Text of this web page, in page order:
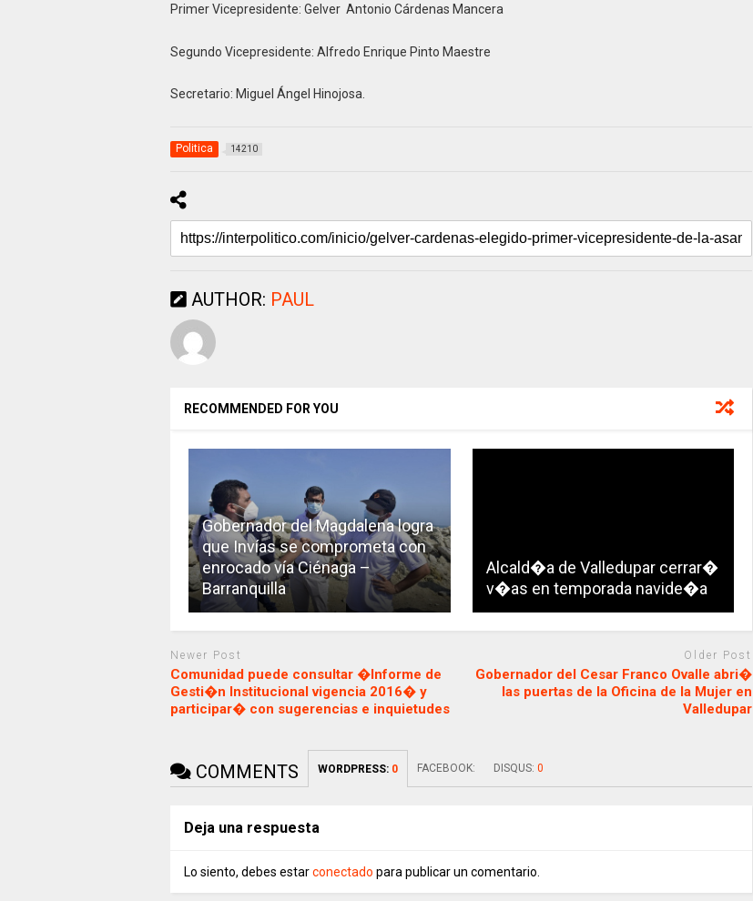
Primer Vicepresidente: Gelver Antonio Cárdenas Mancera
Segundo Vicepresidente: Alfredo Enrique Pinto Maestre
Secretario: Miguel Ángel Hinojosa.
Politica 14210
AUTHOR: PAUL
RECOMMENDED FOR YOU
Gobernador del Magdalena logra
que Invías se comprometa con
enrocado vía Ciénaga –
Barranquilla
Alcald�a de Valledupar cerrar�
v�as en temporada navide�a
Newer Post
Comunidad puede consultar �Informe de
Gesti�n Institucional vigencia 2016� y
participar� con sugerencias e inquietudes
Older Post
Gobernador del Cesar Franco Ovalle abri�
las puertas de la Oficina de la Mujer en
Valledupar
COMMENTS WORDPRESS: 0 FACEBOOK: DISQUS: 0
Deja una respuesta
Lo siento, debes estarconectado para publicar un comentario.